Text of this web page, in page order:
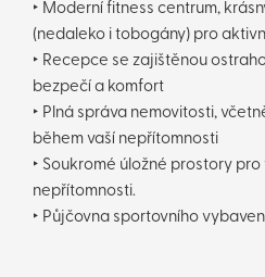
‣ Moderní fitness centrum,
(nedaleko i tobogány) pro
‣ Recepce se zajištěnou
bezpečí a komfort
‣ Plná správa nemovitosti,
během vaší nepřítomnosti
‣ Soukromé úložné prostory
nepřítomnosti.
‣ Půjčovna sportovního